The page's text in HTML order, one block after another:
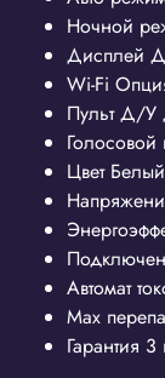
Ночной
Дисплей
Wi-Fi
Пульт Д/У
Цвет Белый
Автомат
Max
Гарантия 3